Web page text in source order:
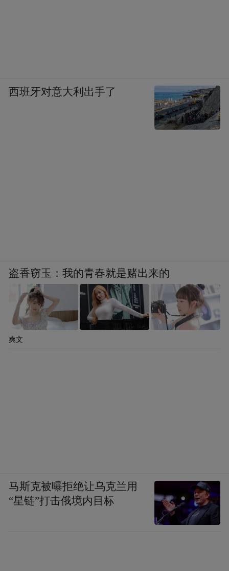
西班牙对意大利出手了
盗香窃玉：我的青春就是赌出来的
爽文
马斯克被曝拒绝让乌克兰用
“星链”打击俄境内目标